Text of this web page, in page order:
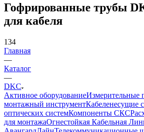
Гофрированные трубы
для кабеля
134
Главная
—
Каталог
—
DKC
Активное оборудованиеИзмерительные
монтажный инструментКабеленесущие
оптических системКомпоненты СКС
для монтажаОгнестойкая Кабельная